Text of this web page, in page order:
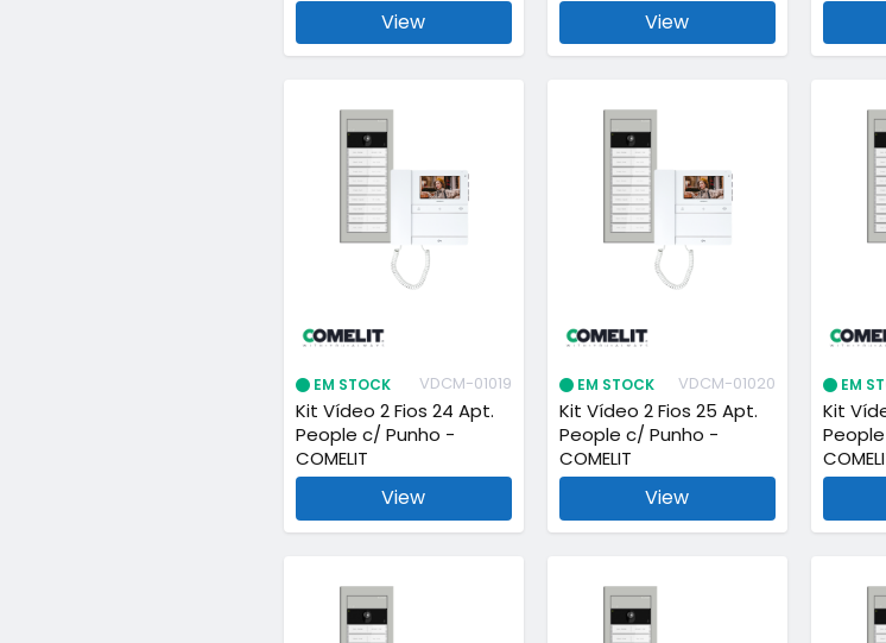
View View
EM STOCK VDCM-01019
Kit Vídeo 2 Fios 24 Apt.
People c/ Punho -
COMELIT
View
EM STOCK VDCM-01020
Kit Vídeo 2 Fios 25 Apt.
People c/ Punho -
COMELIT
View
EM
Kit